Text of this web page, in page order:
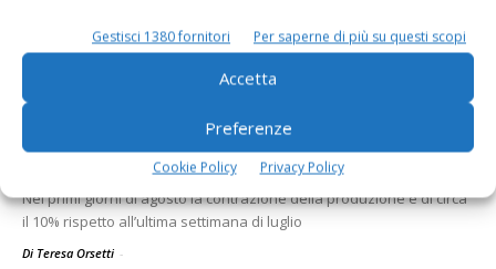
Gestisci 1380 fornitori Per saperne di più su questi scopi
Accetta
Preferenze
Cookie Policy Privacy Policy
FLASH NEWS 3 Agosto 2026
Mocellin, Confcooperative
Agroalimentare: «Con il caldo
estremo ridotta la produzione
di...
Nei primi giorni di agosto la contrazione della produzione è di circa
il 10% rispetto all’ultima settimana di luglio
Di Teresa Orsetti -